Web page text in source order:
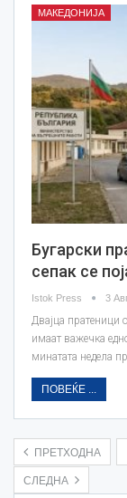
МАКЕДОНИЈА
Бугарски
сепак се
Istok Press 3
Двајца пратеници
имаат важечка
минатата недела
ПОВЕЌЕ ...
ПРЕТХОДНА
СЛЕДНА